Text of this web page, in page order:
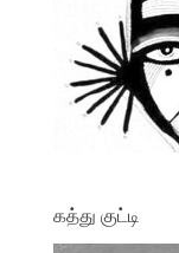
கத்து குட்டி